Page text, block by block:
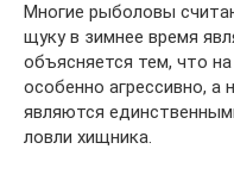
Многие рыболовы
щуку в зимнее время
объясняется тем, что
особенно агрессивно, а
являются
ловли хищника.